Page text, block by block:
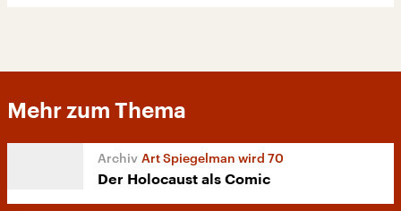
Mehr zum Thema
Art Spiegelman wird 70
Der Holocaust als Comic